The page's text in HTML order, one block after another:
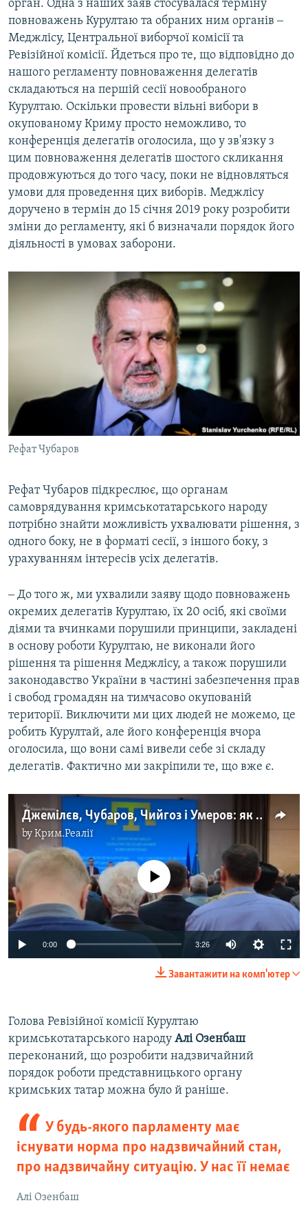
орган. Одна з наших заяв стосувалася терміну
повноважень Курултаю та обраних ним органів ‒
Меджлісу, Центральної виборчої комісії та
Ревізійної комісії. Йдеться про те, що відповідно до
нашого регламенту повноваження делегатів
складаються на першій сесії новообраного
Курултаю. Оскільки провести вільні вибори в
окупованому Криму просто неможливо, то
конференція делегатів оголосила, що у зв'язку з
цим повноваження делегатів шостого скликання
продовжуються до того часу, поки не відновляться
умови для проведення цих виборів. Меджлісу
доручено в термін до 15 січня 2019 року розробити
зміни до регламенту, які б визначали порядок його
діяльності в умовах заборони.
Рефат Чубаров
Рефат Чубаров підкреслює, що органам
самоврядування кримськотатарського народу
потрібно знайти можливість ухвалювати рішення, з
одного боку, не в форматі сесії, з іншого боку, з
урахуванням інтересів усіх делегатів.
‒ До того ж, ми ухвалили заяву щодо повноважень
окремих делегатів Курултаю, їх 20 осіб, які своїми
діями та вчинками порушили принципи, закладені
в основу роботи Курултаю, не виконали його
рішення та рішення Меджлісу, а також порушили
законодавство України в частині забезпечення прав
і свобод громадян на тимчасово окупованій
території. Виключити ми цих людей не можемо, це
робить Курултай, але його конференція вчора
оголосила, що вони самі вивели себе зі складу
делегатів. Фактично ми закріпили те, що вже є.
Джемілєв, Чубаров, Чийгоз і Умеров: як у Києві пройшов VI Курултай (відео)
byКрим.Реалії
No media source currently available
0:00 3:26
Завантажити на комп'ютер
Голова Ревізійної комісії Курултаю
кримськотатарського народу Алі Озенбаш
переконаний, що розробити надзвичайний
порядок роботи представницького органу
кримських татар можна було й раніше.
У будь-якого парламенту має
існувати норма про надзвичайний стан,
про надзвичайну ситуацію. У нас її немає
Алі Озенбаш